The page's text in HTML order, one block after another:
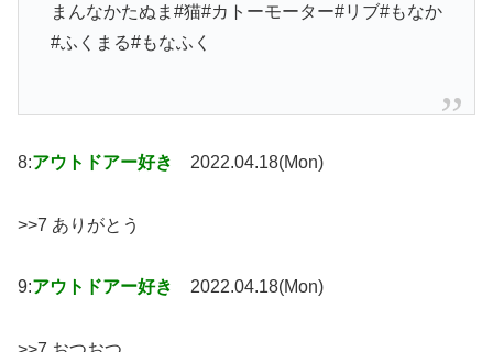
まんなかたぬま#猫#カトーモーター#リブ#もなか
#ふくまる#もなふく
8:アウトドアー好き 2022.04.18(Mon)
>>7 ありがとう
9:アウトドアー好き 2022.04.18(Mon)